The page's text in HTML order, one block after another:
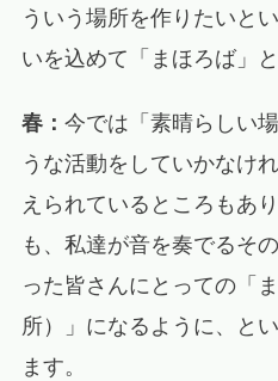
ういう場所を作りたいと
いを込めて「まほろば」
春： 今では「素晴らしい
うな活動をしていかなけ
えられているところもあ
も、私達が音を奏でるそ
った皆さんにとっての「
所）」になるように、と
ます。